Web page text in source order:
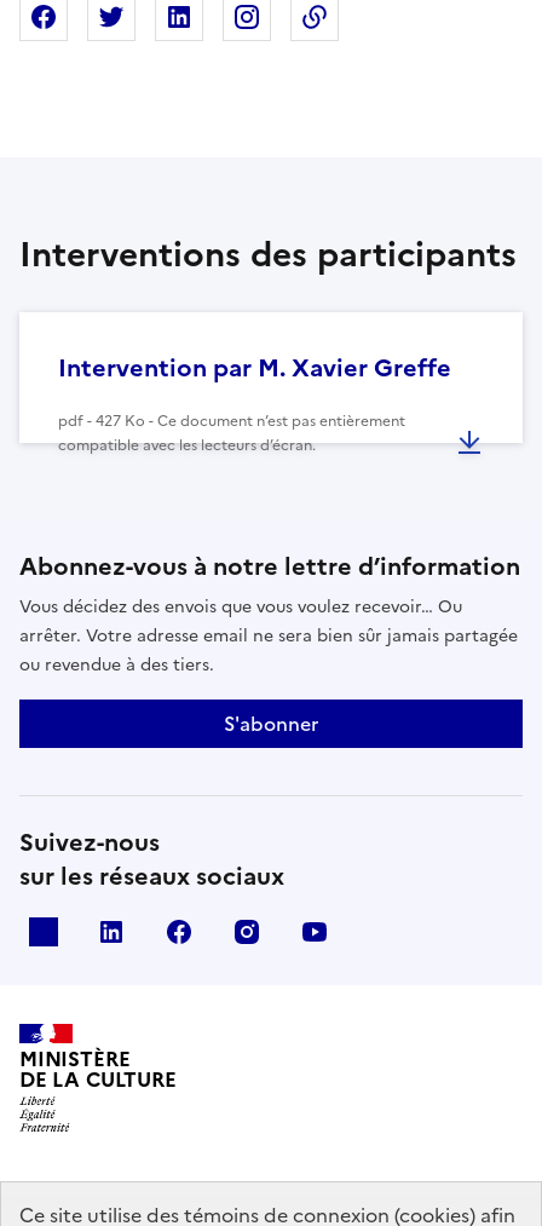
Ce site utilise des témoins de connexion (cookies) afin
Partager sur Facebook
Partager sur XPartager sur Linkedin
Partager sur Instagram
Interventions des participants
Intervention par M. Xavier Greffe
pdf - 427 Ko - Ce document n’est pas entièrement
compatible avec les lecteurs d’écran.
Abonnez-vous à notre lettre d’information
Vous décidez des envois que vous voulez recevoir… Ou
arrêter. Votre adresse email ne sera bien sûr jamais partagée
ou revendue à des tiers.
S'abonner
Suivez-nous
sur les réseaux sociaux
linkedin facebook instagram
MINISTÈRE
DE LA CULTURE
data.gouv.fr legifrance.gouv.fr info.gouv.fr